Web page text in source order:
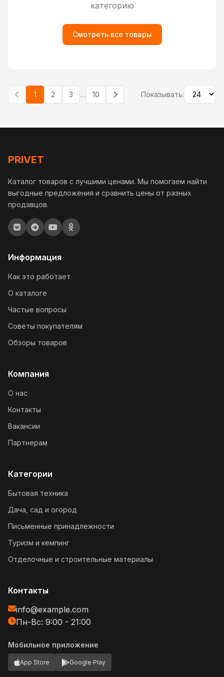
категорию
Смотреть все товары
1 2 3 ... 10 Показывать:
PRIVET
Каталог товаров с лучшими ценами. Мы помогаем найти
выгодные предложения и сравнить цены от разных
продавцов.
Информация
Как это работает
О каталоге
Частые вопросы
Советы покупателям
Обзоры товаров
Компания
О нас
Контакты
Вакансии
Партнерам
Категории
Бытовая техника
Дача, сад и огород
Письменные принадлежности
Туризм и кемпинг
Отделочные и строительные материалы
Контакты
info@example.com
Пн-Вс: 9:00 - 21:00
Мобильное приложение
App Store Google Play